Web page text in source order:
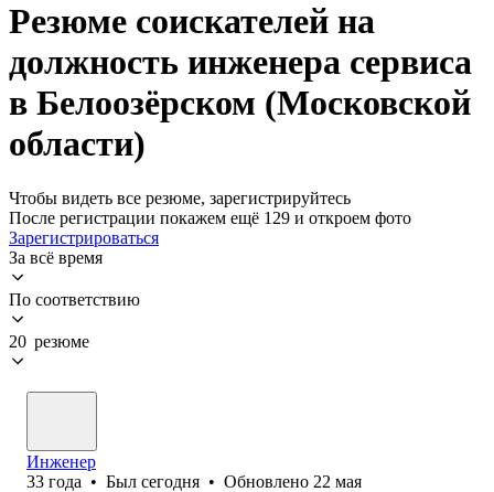
Резюме соискателей на
должность инженера сервиса
в Белоозёрском (Московской
области)
Чтобы видеть все резюме, зарегистрируйтесь
После регистрации покажем ещё 129 и откроем фото
Зарегистрироваться
За всё время
По соответствию
20 резюме
Инженер
33 года • Был сегодня • Обновлено 22 мая